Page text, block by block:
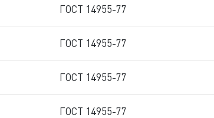
ГОСТ 14955-77
ГОСТ 14955-77
ГОСТ 14955-77
ГОСТ 14955-77